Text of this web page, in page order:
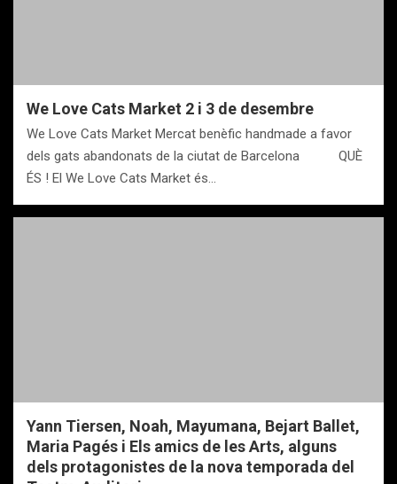
We Love Cats Market 2 i 3 de desembre
We Love Cats Market Mercat benèfic handmade a favor
dels gats abandonats de la ciutat de Barcelona QUÈ
ÉS ! El We Love Cats Market és…
Yann Tiersen, Noah, Mayumana, Bejart Ballet,
Maria Pagés i Els amics de les Arts, alguns
dels protagonistes de la nova temporada del